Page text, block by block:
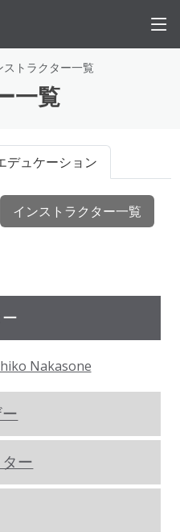
ストラクター一覧
一覧
デュケーション
インストラクター一覧
Nakasone
ー